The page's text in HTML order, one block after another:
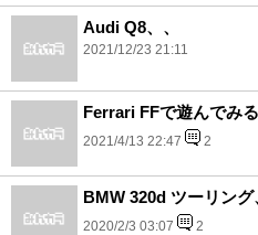
Audi Q8、、
2021/12/23 21:11
Ferrari FFで遊んでみる
2021/4/13 22:47 2
BMW 320d ツーリング
2020/2/3 03:07 2